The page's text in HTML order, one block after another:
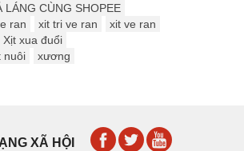
LÁNG CÙNG SHOPEE
ran xit tri ve ran
xit ve ran
Xịt xua đuổi
nuôi xương
XÃ HỘI